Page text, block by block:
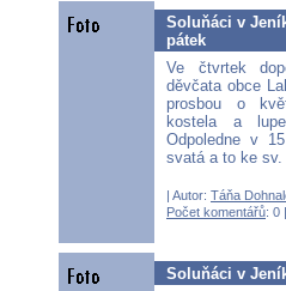
Soluňáci v
pátek
Ve čtvrtek
děvčata obce
prosbou o
kostela a
Odpoledne v
svatá a to ke
| Autor: Táňa
Počet komentářů: 0
Soluňáci v